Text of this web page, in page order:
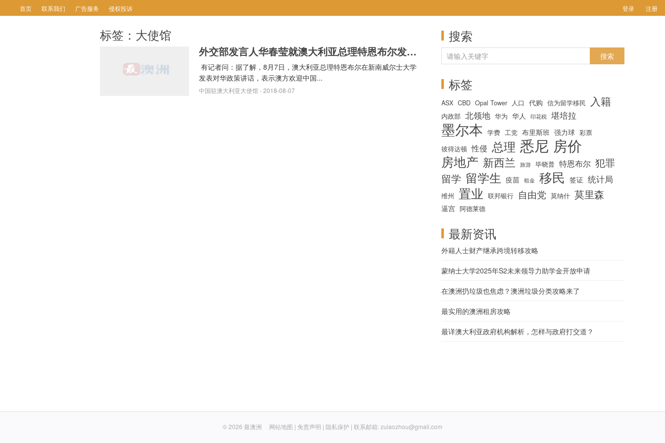
首页 联系我们 广告服务 侵权投诉 登录 注册
标签：大使馆
外交部发言人华春莹就澳大利亚总理特恩布尔发表对华政策讲话答记者问
有记者问：据了解，8月7日，澳大利亚总理特恩布尔在新南威尔士大学
发表对华政策讲话，表示澳方欢迎中国...
中国驻澳大利亚大使馆- 2018-08-07
搜索
标签
ASX CBD Opal Tower 人口 代购 信为留学移民 入籍
内政部 北领地 华为 华人 印花税 堪培拉
墨尔本 学费 工党 布里斯班 强力球 彩票
彼得达顿 性侵 总理 悉尼 房价
房地产 新西兰 旅游 毕晓普 特恩布尔 犯罪
留学 留学生 疫苗 租金 移民 签证 统计局
维州 置业 联邦银行 自由党 莫纳什 莫里森
逼宫 阿德莱德
最新资讯
外籍人士财产继承跨境转移攻略
蒙纳士大学2025年S2未来领导力助学金开放申请
在澳洲扔垃圾也焦虑？澳洲垃圾分类攻略来了
最实用的澳洲租房攻略
最详澳大利亚政府机构解析，怎样与政府打交道？
© 2026 最澳洲 网站地图 | 免责声明 | 隐私保护 | 联系邮箱: zuiaozhou@gmail.com